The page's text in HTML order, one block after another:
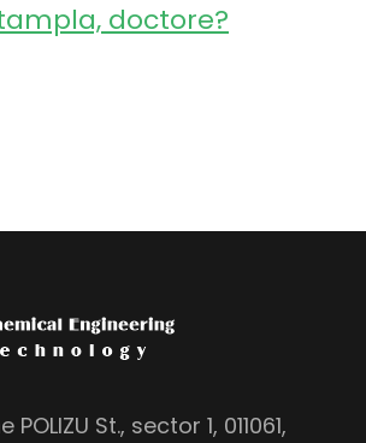
doctore?
St., sector 1, 011061,